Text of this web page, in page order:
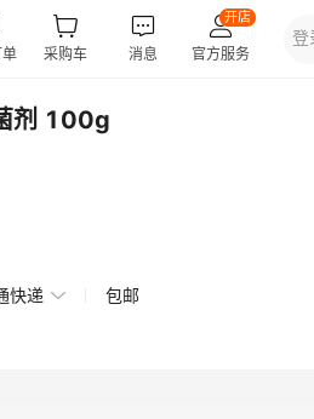
剂 100g
快递 包邮